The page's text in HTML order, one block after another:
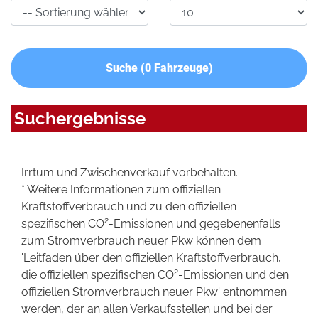
Suche (0Fahrzeuge)
Suchergebnisse
Irrtum und Zwischenverkauf vorbehalten.
* Weitere Informationen zum offiziellen
Kraftstoffverbrauch und zu den offiziellen
spezifischen CO2-Emissionen und gegebenenfalls
zum Stromverbrauch neuer Pkw können dem
'Leitfaden über den offiziellen Kraftstoffverbrauch,
die offiziellen spezifischen CO2-Emissionen und den
offiziellen Stromverbrauch neuer Pkw' entnommen
werden, der an allen Verkaufsstellen und bei der